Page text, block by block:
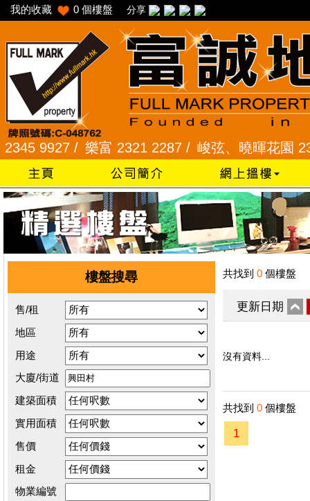
我的收藏 0 個樓盤 分享
9927 /樂富 2321 2287 /峻弦、曉暉花園 2345
樓盤搜尋
售/租
地區
用途
大廈/街道
建築面積
實用面積
售價
租金
物業編號
共找到 0 個樓盤
更新日期
沒有資料...
共找到 0 個樓盤
1